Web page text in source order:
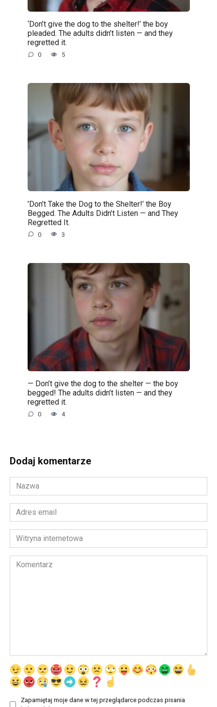
‘Don’t give the dog to the shelter!’ the boy
pleaded. The adults didn’t listen — and they
regretted it.
0 5
’Don’t Take the Dog to the Shelter!’ the Boy
Begged. The Adults Didn’t Listen — and They
Regretted It.
0 3
— Don’t give the dog to the shelter — the boy
begged! The adults didn’t listen — and they
regretted it.
0 4
Dodaj komentarze
Nazwa
*
Adres
email
*Witryna
internetowa
Komentarz
Zapamiętaj moje dane w tej przeglądarce podczas pisania